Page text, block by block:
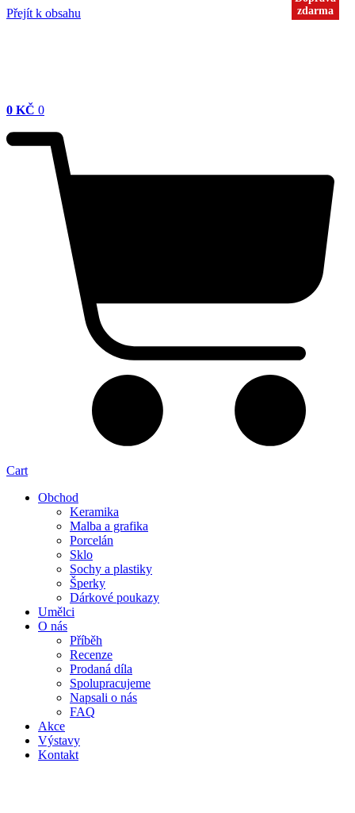
Přejít k obsahu
0 KČ 0
Cart
Obchod
Keramika
Malba a grafika
Porcelán
Sklo
Sochy a plastiky
Šperky
Dárkové poukazy
Umělci
O nás
Příběh
Recenze
Prodaná díla
Spolupracujeme
Napsali o nás
FAQ
Akce
Výstavy
Kontakt
zdarma
zdarma